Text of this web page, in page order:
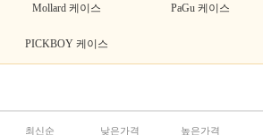
Mollard 케이스 PaGu 케이스
PICKBOY 케이스
최신순 낮은가격 높은가격